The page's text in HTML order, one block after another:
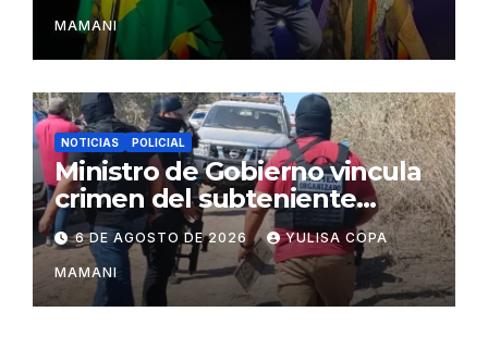
MAMANI
NOTICIAS POLICIAL
Ministro de Gobierno vincula
crimen del subteniente
Salazar con la red de
Sebastián Marset
6 DE AGOSTO DE 2026 YULISA COPA
MAMANI